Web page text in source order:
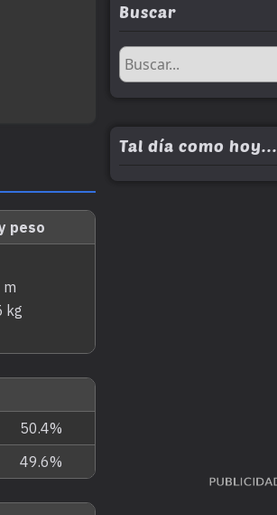
peso
m
kg
50.4%
49.6%
Buscar
Tal día como hoy...